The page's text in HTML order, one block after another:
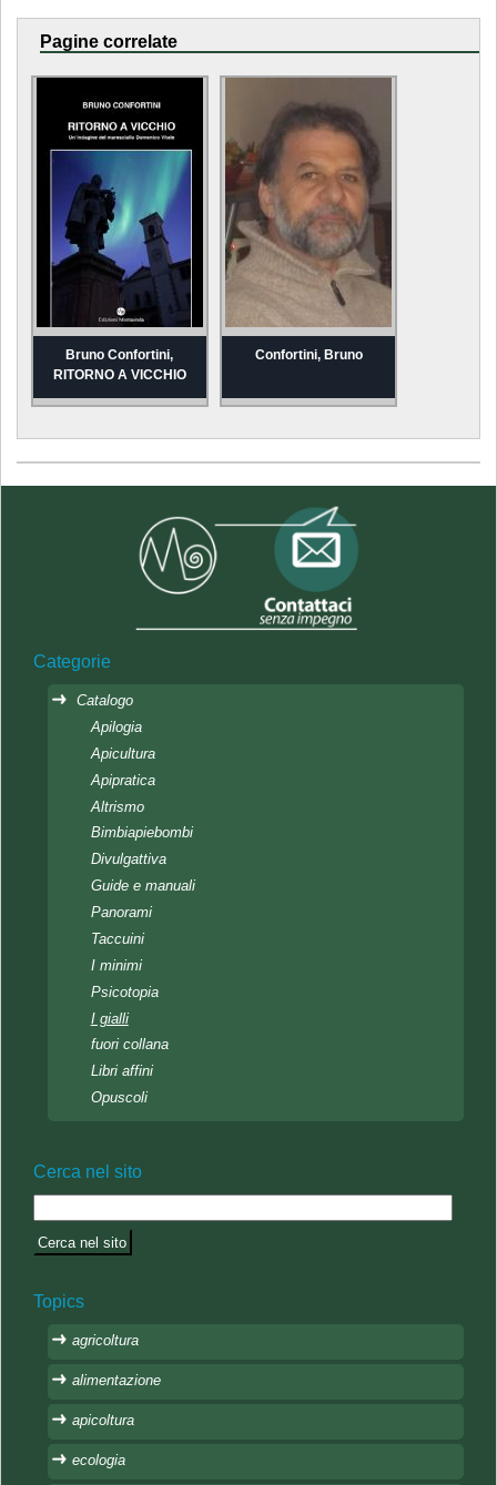
Pagine correlate
Bruno Confortini,
RITORNO A VICCHIO
Confortini, Bruno
Categorie
Catalogo
Apilogia
Apicultura
Apipratica
Altrismo
Bimbiapiebombi
Divulgattiva
Guide e manuali
Panorami
Taccuini
I minimi
Psicotopia
I gialli
fuori collana
Libri affini
Opuscoli
Cerca nel sito
Topics
agricoltura
alimentazione
apicoltura
ecologia